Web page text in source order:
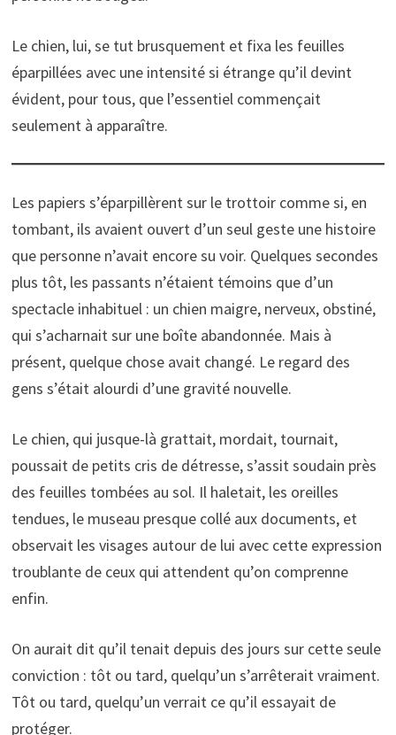
Le chien, lui, se tut brusquement et fixa les feuilles
éparpillées avec une intensité si étrange qu’il devint
évident, pour tous, que l’essentiel commençait
seulement à apparaître.
Les papiers s’éparpillèrent sur le trottoir comme si, en
tombant, ils avaient ouvert d’un seul geste une histoire
que personne n’avait encore su voir. Quelques secondes
plus tôt, les passants n’étaient témoins que d’un
spectacle inhabituel : un chien maigre, nerveux, obstiné,
qui s’acharnait sur une boîte abandonnée. Mais à
présent, quelque chose avait changé. Le regard des
gens s’était alourdi d’une gravité nouvelle.
Le chien, qui jusque-là grattait, mordait, tournait,
poussait de petits cris de détresse, s’assit soudain près
des feuilles tombées au sol. Il haletait, les oreilles
tendues, le museau presque collé aux documents, et
observait les visages autour de lui avec cette expression
troublante de ceux qui attendent qu’on comprenne
enfin.
On aurait dit qu’il tenait depuis des jours sur cette seule
conviction : tôt ou tard, quelqu’un s’arrêterait vraiment.
Tôt ou tard, quelqu’un verrait ce qu’il essayait de
protéger.